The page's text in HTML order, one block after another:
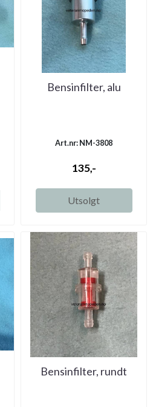
Bensinfilter, alu
Art.nr: NM-3808
135,-
Utsolgt
Bensinfilter, rundt